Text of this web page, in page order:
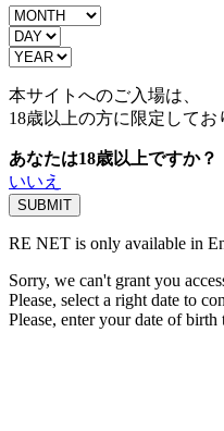
本サイトへのご入場は、
18歳以上の方に限定してお
あなたは18歳以上ですか？
いいえ
RE NET is only available in
Sorry, we can't grant you
Please, select a right date to
Please, enter your date of birth